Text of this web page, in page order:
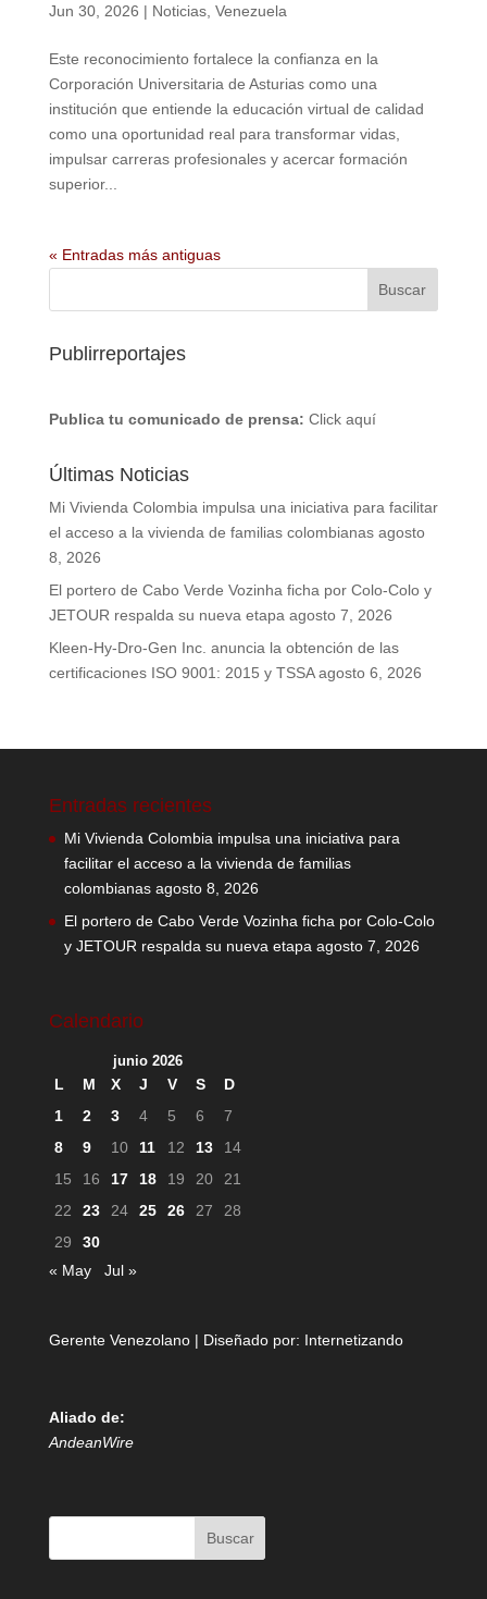
Jun 30, 2026 | Noticias, Venezuela
Este reconocimiento fortalece la confianza en la
Corporación Universitaria de Asturias como una
institución que entiende la educación virtual de calidad
como una oportunidad real para transformar vidas,
impulsar carreras profesionales y acercar formación
superior...
« Entradas más antiguas
Publirreportajes
Publica tu comunicado de prensa: Click aquí
Últimas Noticias
Mi Vivienda Colombia impulsa una iniciativa para facilitar
el acceso a la vivienda de familias colombianas agosto
8, 2026
El portero de Cabo Verde Vozinha ficha por Colo-Colo y
JETOUR respalda su nueva etapa agosto 7, 2026
Kleen-Hy-Dro-Gen Inc. anuncia la obtención de las
certificaciones ISO 9001: 2015 y TSSA agosto 6, 2026
Entradas recientes
Mi Vivienda Colombia impulsa una iniciativa para
facilitar el acceso a la vivienda de familias
colombianas agosto 8, 2026
El portero de Cabo Verde Vozinha ficha por Colo-Colo
y JETOUR respalda su nueva etapa agosto 7, 2026
Calendario
junio 2026
L M X J V S
D
1
2 3 4 5 6
7
8
9 10 11 12 13
14
15
16 17 18 19 20
21
22
23 24 25 26 27
28
29
30
« May
Jul »
Gerente Venezolano | Diseñado por: Internetizando
Aliado de:
AndeanWire